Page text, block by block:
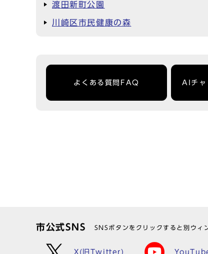
渡田新町公園
川崎区市民健康の森
よくある質問FAQ AIチャ
市公式SNS SNSボタンをクリックすると別ウィ
X(旧Twitter)